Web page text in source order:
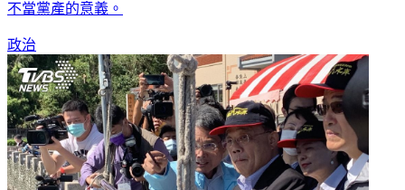
不當黨產的意義。
政治